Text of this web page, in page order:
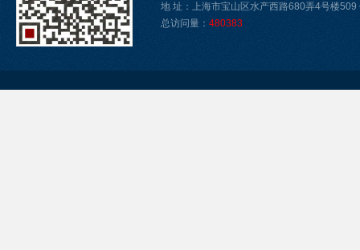
地 址：上海市宝山区水产西路680弄4号楼
总访问量： 480383